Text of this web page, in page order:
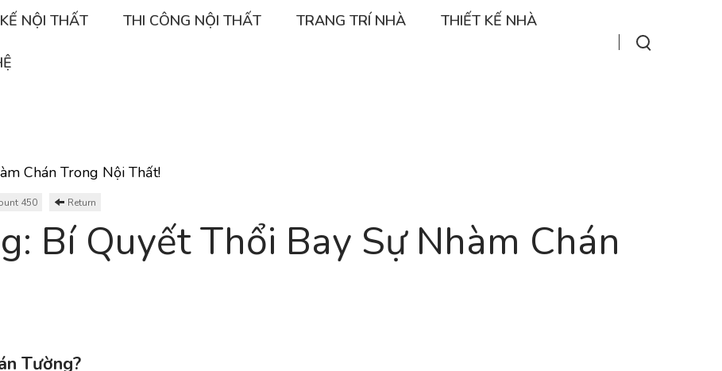
NỘI THẤT THI CÔNG NỘI THẤT TRANG TRÍ NHÀ THIẾT KẾ NHÀ
Chán Trong Nội Thất!
450 Return
Bí Quyết Thổi Bay Sự Nhàm Chán
Tường?